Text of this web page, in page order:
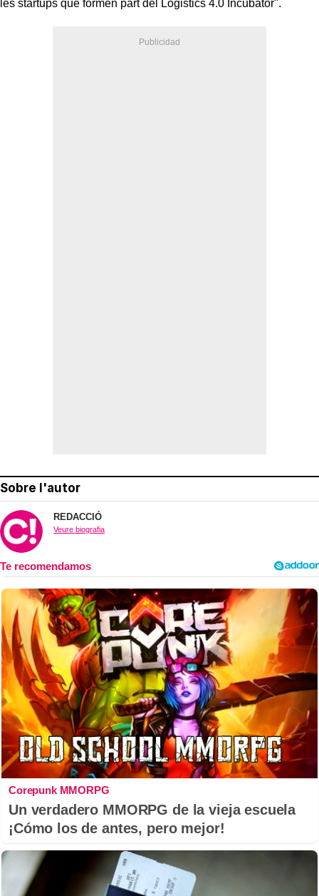
les startups que formen part del Logistics 4.0 Incubator".
Sobre l'autor
REDACCIÓ
Veure biografia
Corepunk MMORPG
Un verdadero MMORPG de la vieja escuela
¡Cómo los de antes, pero mejor!